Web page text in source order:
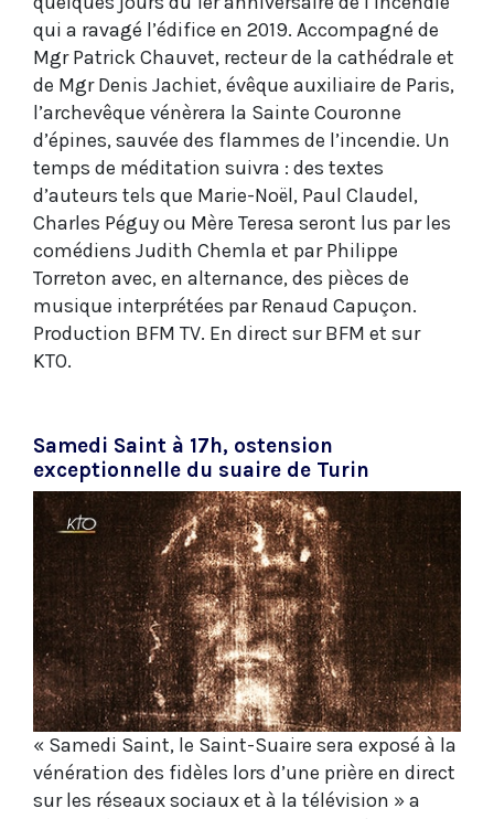
qui a ravagé l’édifice en 2019. Accompagné de
Mgr Patrick Chauvet, recteur de la cathédrale et
de Mgr Denis Jachiet, évêque auxiliaire de Paris,
l’archevêque vénèrera la Sainte Couronne
d’épines, sauvée des flammes de l’incendie. Un
temps de méditation suivra : des textes
d’auteurs tels que Marie-Noël, Paul Claudel,
Charles Péguy ou Mère Teresa seront lus par les
comédiens Judith Chemla et par Philippe
Torreton avec, en alternance, des pièces de
musique interprétées par Renaud Capuçon.
Production BFM TV. En direct sur BFM et sur
KTO.
Samedi Saint à 17h, ostension
exceptionnelle du suaire de Turin
« Samedi Saint, le Saint-Suaire sera exposé à la
vénération des fidèles lors d’une prière en direct
sur les réseaux sociaux et à la télévision » a